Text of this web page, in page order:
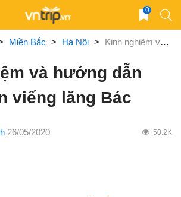
0
Miền Bắc > Hà Nội > Kinh nghiệm và hướng dẫn tham quan viếng lăng Bác
và hướng dẫn
viếng lăng Bác
26/05/2020 50.2K